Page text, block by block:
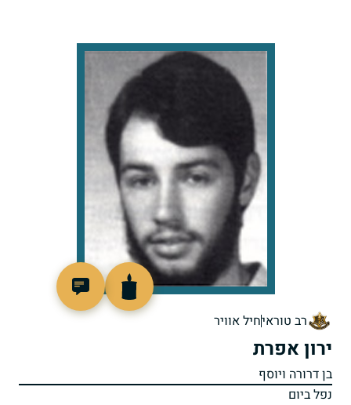
רב טוראיחיל אוויר
ירון אפרת
בן דרורה ויוסף
נפל ביום